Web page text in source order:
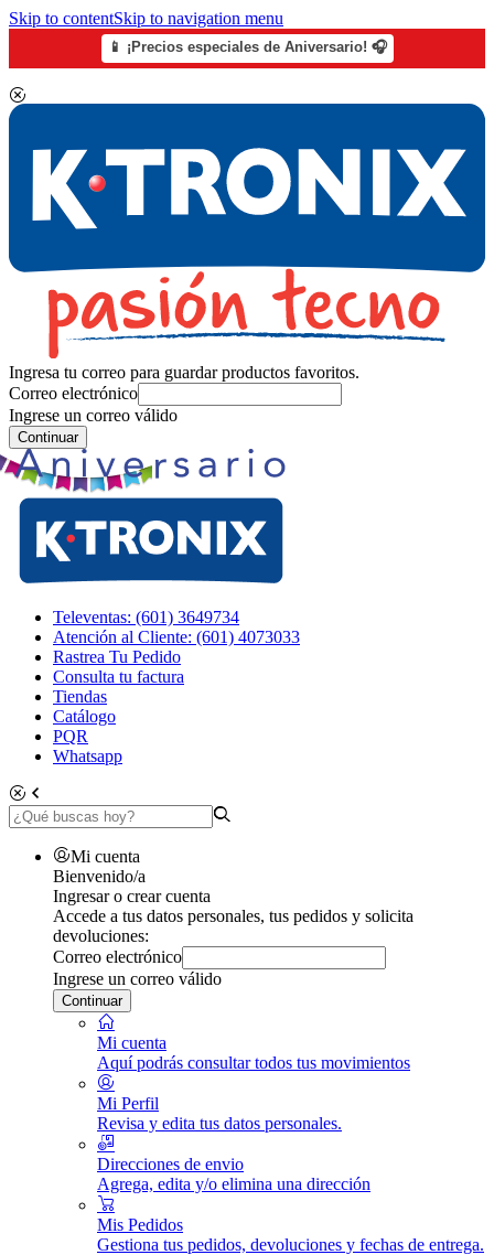
Skip to contentSkip to navigation menu
📱 ¡Precios especiales de Aniversario! 🎧
Ingresa tu correo para guardar productos favoritos.
Correo electrónico
Ingrese un correo válido
Continuar
Televentas: (601) 3649734
Atención al Cliente: (601) 4073033
Rastrea Tu Pedido
Consulta tu factura
Tiendas
Catálogo
PQR
Whatsapp
Mi cuenta
Bienvenido/a
Ingresar o crear cuenta
Accede a tus datos personales, tus pedidos y solicita
devoluciones:
Correo electrónico
Ingrese un correo válido
Continuar
Mi cuenta
Aquí podrás consultar todos tus movimientos
Mi Perfil
Revisa y edita tus datos personales.
Direcciones de envio
Agrega, edita y/o elimina una dirección
Mis Pedidos
Gestiona tus pedidos, devoluciones y fechas de entrega.